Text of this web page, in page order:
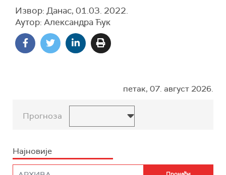
Извор: Данас, 01.03. 2022.
Аутор: Александра Ћук
петак, 07. август 2026.
Прогноза
Најновије